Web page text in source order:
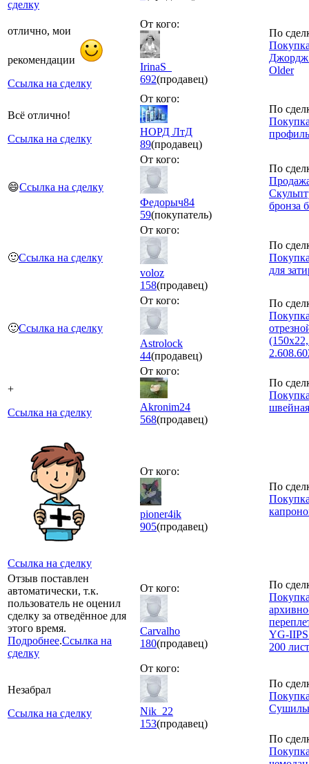
сделку
отлично, мои
рекомендации
Ссылка на сделку
От кого:
IrinaS_
692(продавец)
По
Older
Всё отлично!
Ссылка на сделку
От кого:
НОРД ЛтД
89(продавец)
По
😄Ссылка на сделку
От кого:
Федорыч84
59(покупатель)
По
бронза
🙂Ссылка на сделку
От кого:
voloz
158(продавец)
По
для
🙂Ссылка на сделку
От кого:
Astrolock
44(продавец)
По
+
Ссылка на сделку
От кого:
Akronim24
568(продавец)
По
Ссылка на сделку
От кого:
pioner4ik
905(продавец)
По
Отзыв поставлен
автоматически, т.к.
пользователь не оценил
сделку за отведённое для
этого время.
Подробнее.Ссылка на
сделку
От кого:
Carvalho
180(продавец)
По
YG-IIPS
200
Незабрал
Ссылка на сделку
От кого:
Nik_22
153(продавец)
По
По